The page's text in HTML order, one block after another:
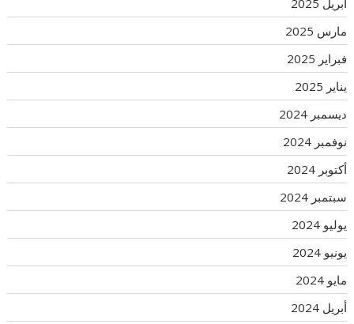
أبريل 2025
مارس 2025
فبراير 2025
يناير 2025
ديسمبر 2024
نوفمبر 2024
أكتوبر 2024
سبتمبر 2024
يوليو 2024
يونيو 2024
مايو 2024
أبريل 2024